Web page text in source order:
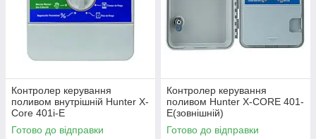
Контролер керування
поливом внутрішній Hunter X-
Core 401i-E
Готово до відправки
Контролер керування
поливом Hunter X-CORE 401-
E(зовнішній)
Готово до відправки